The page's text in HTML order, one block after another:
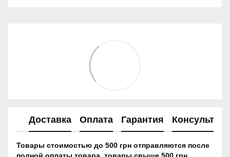
Доставка Оплата Гарантия
Товары стоимостью до 500 грн отправляются после